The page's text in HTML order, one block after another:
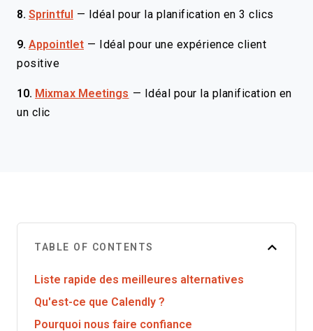
8. Sprintful — Idéal pour la planification en 3 clics
9. Appointlet —
Idéal pour une expérience client
positive
10. Mixmax Meetings —
Idéal pour la planification en
un clic
TABLE OF CONTENTS
Liste rapide des meilleures alternatives
Qu'est-ce que Calendly ?
Pourquoi nous faire confiance